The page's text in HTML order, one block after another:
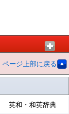
ページ上部に戻る
英和・和英辞典